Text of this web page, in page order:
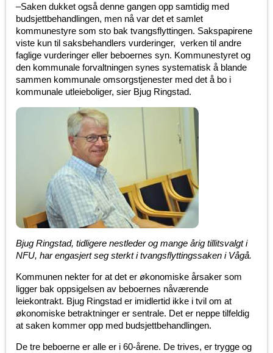
–Saken dukket også denne gangen opp samtidig med
budsjettbehandlingen, men nå var det et samlet
kommunestyre som sto bak tvangsflyttingen. Sakspapirene
viste kun til saksbehandlers vurderinger, verken til andre
faglige vurderinger eller beboernes syn. Kommunestyret og
den kommunale forvaltningen synes systematisk å blande
sammen kommunale omsorgstjenester med det å bo i
kommunale utleieboliger, sier Bjug Ringstad.
Bjug Ringstad, tidligere nestleder og mange årig tillitsvalgt i
NFU, har engasjert seg sterkt i tvangsflyttingssaken i Vågå.
Kommunen nekter for at det er økonomiske årsaker som
ligger bak oppsigelsen av beboernes nåværende
leiekontrakt. Bjug Ringstad er imidlertid ikke i tvil om at
økonomiske betraktninger er sentrale. Det er neppe tilfeldig
at saken kommer opp med budsjettbehandlingen.
De tre beboerne er alle er i 60-årene. De trives, er trygge og